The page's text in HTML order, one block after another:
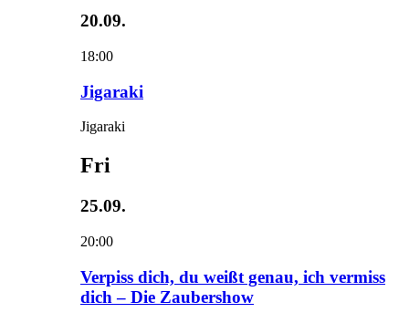
20.09.
18:00
Jigaraki
Jigaraki
Fri
25.09.
20:00
Verpiss dich, du weißt genau, ich vermiss
dich – Die Zaubershow